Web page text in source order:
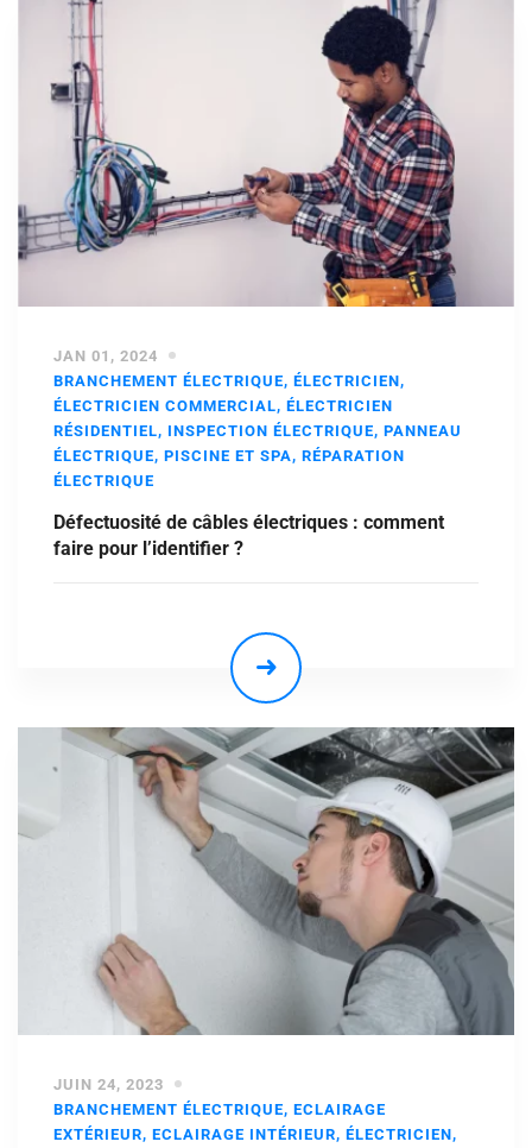
JAN 01, 2024
BRANCHEMENT ÉLECTRIQUE, ÉLECTRICIEN,
ÉLECTRICIEN COMMERCIAL, ÉLECTRICIEN
RÉSIDENTIEL, INSPECTION ÉLECTRIQUE, PANNEAU
ÉLECTRIQUE, PISCINE ET SPA, RÉPARATION
ÉLECTRIQUE
Défectuosité de câbles électriques : comment
faire pour l’identifier ?
JUIN 24, 2023
BRANCHEMENT ÉLECTRIQUE, ECLAIRAGE
EXTÉRIEUR, ECLAIRAGE INTÉRIEUR, ÉLECTRICIEN,